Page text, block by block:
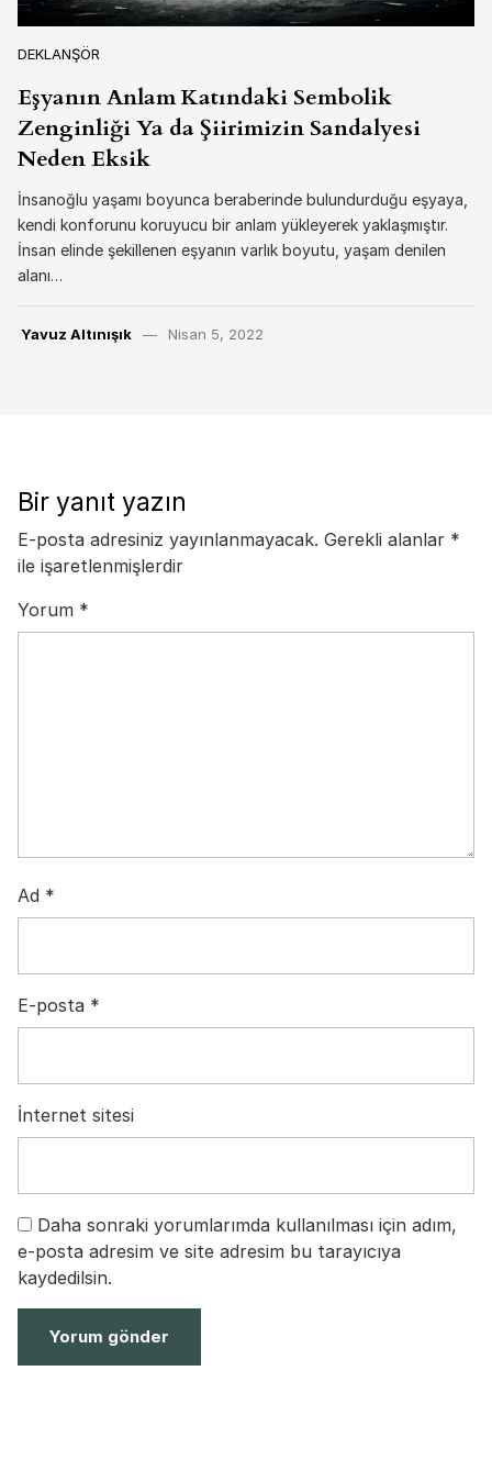
DEKLANŞÖR
Eşyanın Anlam Katındaki Sembolik
Zenginliği Ya da Şiirimizin Sandalyesi
Neden Eksik
İnsanoğlu yaşamı boyunca beraberinde bulundurduğu eşyaya,
kendi konforunu koruyucu bir anlam yükleyerek yaklaşmıştır.
İnsan elinde şekillenen eşyanın varlık boyutu, yaşam denilen
alanı…
Yavuz Altınışık Nisan 5, 2022
Bir yanıt yazın
E-posta adresiniz yayınlanmayacak. Gerekli alanlar *
ile işaretlenmişlerdir
Yorum *
Ad *
E-posta *
İnternet sitesi
Daha sonraki yorumlarımda kullanılması için adım,
e-posta adresim ve site adresim bu tarayıcıya
kaydedilsin.